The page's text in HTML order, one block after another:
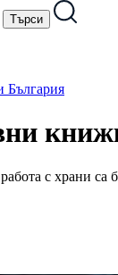
България
с храни